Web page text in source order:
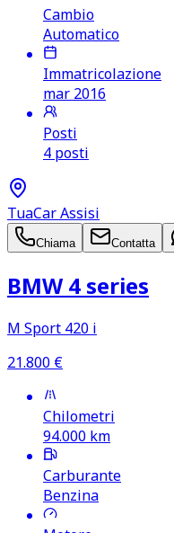
Cambio
Automatico
Immatricolazione
mar 2016
Posti
4 posti
TuaCar Assisi
Chiama Contatta
BMW 4 series
M Sport 420 i
21.800 €
Chilometri
94.000 km
Carburante
Benzina